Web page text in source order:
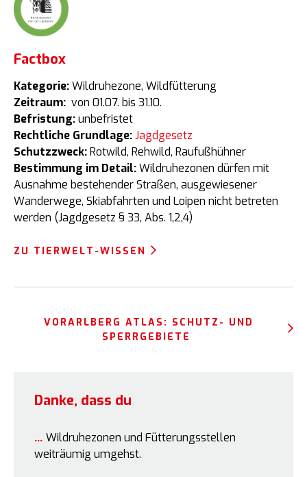
Factbox
Kategorie:Wildruhezone, Wildfütterung
Zeitraum: von 01.07. bis 31.10.
Befristung:unbefristet
Rechtliche Grundlage:Jagdgesetz
Schutzzweck:Rotwild, Rehwild, Raufußhühner
Bestimmung im Detail:Wildruhezonen dürfen mit
Ausnahme bestehender Straßen, ausgewiesener
Wanderwege, Skiabfahrten und Loipen nicht betreten
werden (Jagdgesetz § 33, Abs. 1,2,4)
ZU TIERWELT-WISSEN
VORARLBERG ATLAS: SCHUTZ- UND
SPERRGEBIETE
Danke, dass du
Wildruhezonen und Fütterungsstellen
weiträumig umgehst.